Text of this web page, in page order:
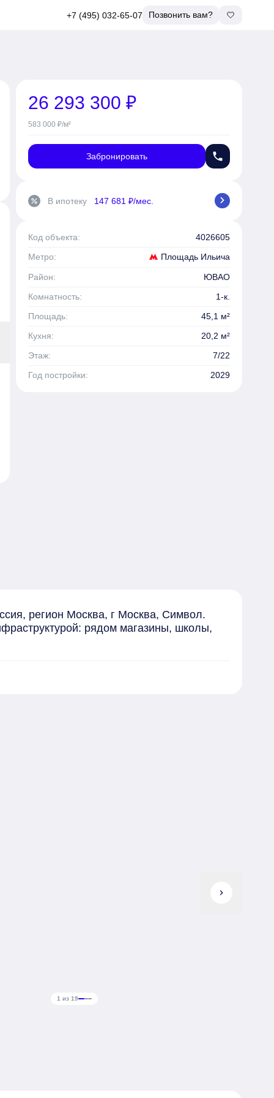
+7 (495) 032-65-07 Позвонить вам?
26 293 300 ₽
583 000 ₽/м²
Забронировать phone
percent В ипотеку 147 681 ₽/мес. chevron_right
Код объекта: 4026605
Метро: Площадь Ильича
Район:
ЮВАО
Комнатность:
1-к.
Площадь:
45,1 м²
Кухня:
20,2 м²
Этаж:
7/22
Год постройки:
2029
регион Москва, г Москва, Символ.
рядом магазины, школы,
chevron_right
1 из 19